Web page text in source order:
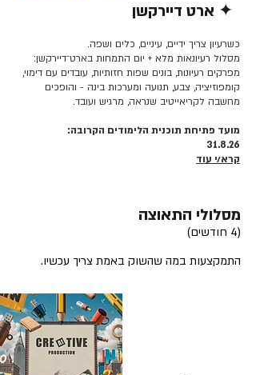
✦ ארט דיירקשן
כשרעיון צריך ידיים, עיניים, כלים ושפה.
מסלול רעיונאות מלא + יום התמחות בארט־דיירקשן:
מפרקים רעיונות, בונים שפות חזותיות, עובדים עם דימוי,
קומפוזיציה, צבע, תנועה ומערכות בינה - והופכים
מחשבה לקריאייטיב שנראה, מרגיש ועובד.
מועד פתיחת תוכנית הלימודים הקרובה:
31.8.26
קרא/י עוד
מסלולי התאוצה
(4 חודשים)
התמקצעות במה שהשוק באמת צריך עכשיו.